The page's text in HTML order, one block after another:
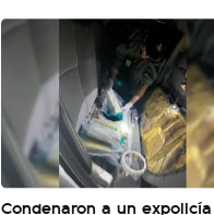
Condenaron a un expolicía